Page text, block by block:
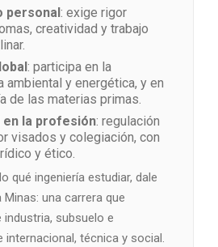
personal : exige rigor
creatividad y trabajo
: participa en la
ambiental y energética, y en
de las materias primas.
en la profesión: regulación
visados y colegiación, con
y ético.
qué ingeniería estudiar, dale
una carrera que
subsuelo e
internacional, técnica y social.